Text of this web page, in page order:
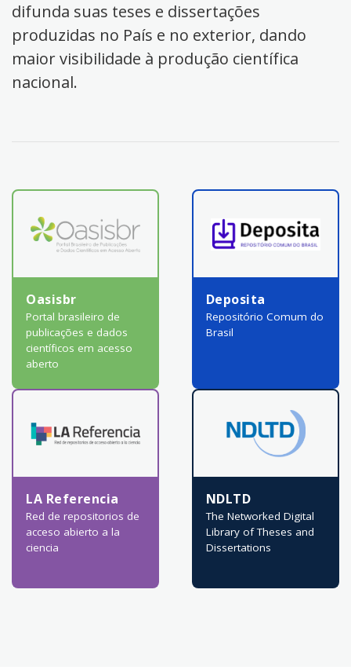
difunda suas teses e dissertações
produzidas no País e no exterior, dando
maior visibilidade à produção científica
nacional.
Oasisbr
Portal brasileiro de
publicações e dados
científicos em acesso
aberto
Deposita
Repositório Comum do
Brasil
LA Referencia
Red de repositorios de
acceso abierto a la
ciencia
NDLTD
The Networked Digital
Library of Theses and
Dissertations